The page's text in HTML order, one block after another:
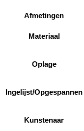
Afmetingen
Materiaal
Oplage
Ingelijst/Opgespannen
Kunstenaar